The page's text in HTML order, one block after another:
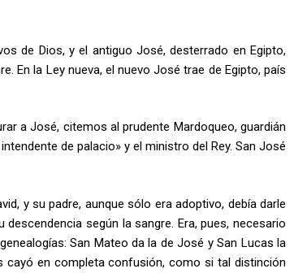
de Dios, y el antiguo José, desterrado en Egipto,
En la Ley nueva, el nuevo José trae de Egipto, país
a José, citemos al prudente Mardoqueo, guardián
de palacio» y el ministro del Rey. San José
y su padre, aunque sólo era adoptivo, debía darle
según la sangre. Era, pues, necesario
San Mateo da la de José y San Lucas la
cayó en completa confusión, como si tal distinción